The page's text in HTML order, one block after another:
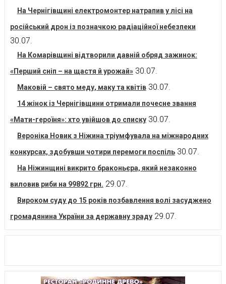
На Чернігівщині електромонтер натрапив у лісі на
російський дрон із позначкою радіаційної небезпеки
30.07.
На Комарівщині відтворили давній обряд зажинок:
«Перший сніп – на щастя й урожай» 30.07.
Маковій – свято меду, маку та квітів 30.07.
14 жінок із Чернігівщини отримали почесне звання
«Мати-героїня»: хто увійшов до списку 30.07.
Вероніка Новик з Ніжина тріумфувала на міжнародних
конкурсах, здобувши чотири перемоги поспіль 30.07.
На Ніжинщині викрито браконьєра, який незаконно
виловив риби на 99892 грн. 29.07.
Вироком суду до 15 років позбавлення волі засуджено
громадянина України за державну зраду 29.07.